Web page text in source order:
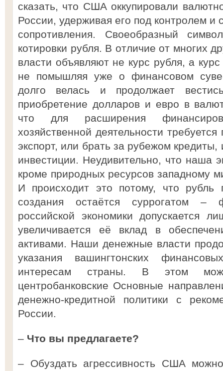
сказать, что США оккупировали
России, удерживая его под контролем
сопротивления. Своеобразный
котировки рубля. В отличие от многих
власти объявляют не курс рубля, а
не помышляя уже о финансовом
долго велась и продолжает
приобретение долларов и евро в
что для расширения
хозяйственной деятельности
экспорт, или брать за рубежом
инвестиции. Неудивительно, что наша
кроме природных ресурсов западному
И происходит это потому, что рубль
создания остаётся суррогатом –
российской экономики допускается
увеличивается её вклад в
активами. Наши денежные власти
указания вашингтонских
интересам страны. В этом
центробанковские Основные
денежно-кредитной политики с
России.
– Что вы предлагаете?
– Обуздать агрессивность США